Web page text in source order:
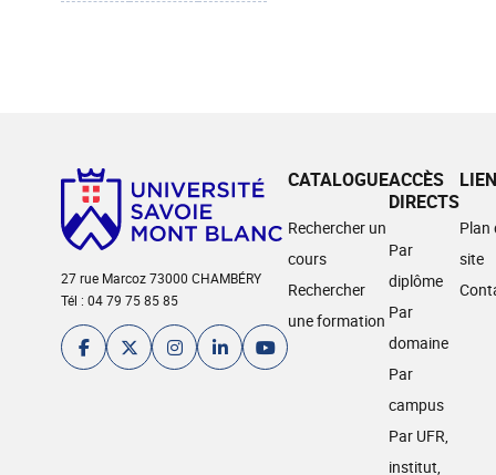
27 rue Marcoz 73000 CHAMBÉRY
Tél : 04 79 75 85 85
CATALOGUE
Rechercher un
cours
Rechercher
une formation
ACCÈS
DIRECTS
Par
diplôme
Par
domaine
Par
campus
Par UFR,
institut,
Plan
site